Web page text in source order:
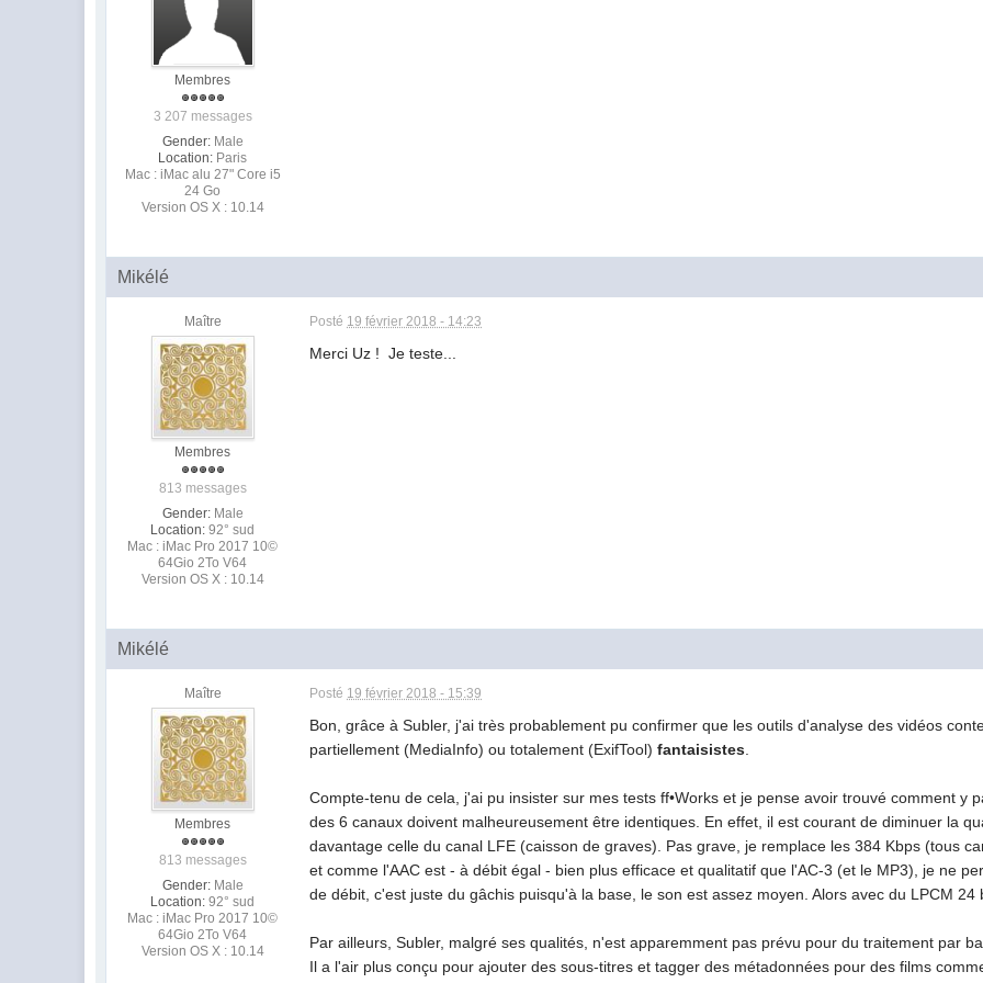
Membres
3 207 messages
Gender: Male
Location: Paris
Mac : iMac alu 27" Core i5
24 Go
Version OS X : 10.14
Mikélé
Maître
Membres
813 messages
Gender: Male
Location: 92° sud
Mac : iMac Pro 2017 10©
64Gio 2To V64
Version OS X : 10.14
Posté 19 février 2018 - 14:23
Merci Uz ! Je teste...
Mikélé
Maître
Membres
813 messages
Gender: Male
Location: 92° sud
Mac : iMac Pro 2017 10©
64Gio 2To V64
Version OS X : 10.14
Posté 19 février 2018 - 15:39
Bon, grâce à Subler, j'ai très probablement pu confirmer que les outils d'analyse des vidéos
partiellement (MediaInfo) ou totalement (ExifTool)fantaisistes.
Compte-tenu de cela, j'ai pu insister sur mes tests ff•Works et je pense avoir trouvé comment y
des 6 canaux doivent malheureusement être identiques. En effet, il est courant de diminuer la
davantage celle du canal LFE (caisson de graves). Pas grave, je remplace les 384 Kbps (tous
et comme l'AAC est - à débit égal - bien plus efficace et qualitatif que l'AC-3 (et le MP3), je ne
de débit, c'est juste du gâchis puisqu'à la base, le son est assez moyen. Alors avec du LPCM
Par ailleurs, Subler, malgré ses qualités, n'est apparemment pas prévu pour du traitement par
Il a l'air plus conçu pour ajouter des sous-titres et tagger des métadonnées pour des films